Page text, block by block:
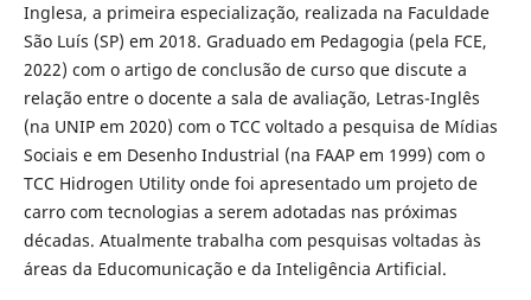
Inglesa, a primeira especialização, realizada na Faculdade
São Luís (SP) em 2018. Graduado em Pedagogia (pela FCE,
2022) com o artigo de conclusão de curso que discute a
relação entre o docente a sala de avaliação, Letras-Inglês
(na UNIP em 2020) com o TCC voltado a pesquisa de Mídias
Sociais e em Desenho Industrial (na FAAP em 1999) com o
TCC Hidrogen Utility onde foi apresentado um projeto de
carro com tecnologias a serem adotadas nas próximas
décadas. Atualmente trabalha com pesquisas voltadas às
áreas da Educomunicação e da Inteligência Artificial.